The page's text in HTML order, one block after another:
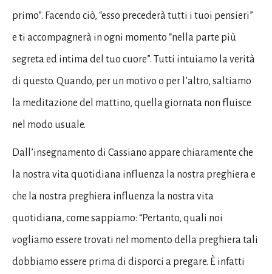
primo”. Facendo ciò, “esso precederà tutti i tuoi pensieri”
e ti accompagnerà in ogni momento “nella parte più
segreta ed intima del tuo cuore”. Tutti intuiamo la verità
di questo. Quando, per un motivo o per l’altro, saltiamo
la meditazione del mattino, quella giornata non fluisce
nel modo usuale.
Dall’insegnamento di Cassiano appare chiaramente che
la nostra vita quotidiana influenza la nostra preghiera e
che la nostra preghiera influenza la nostra vita
quotidiana, come sappiamo: “Pertanto, quali noi
vogliamo essere trovati nel momento della preghiera tali
dobbiamo essere prima di disporci a pregare. È infatti